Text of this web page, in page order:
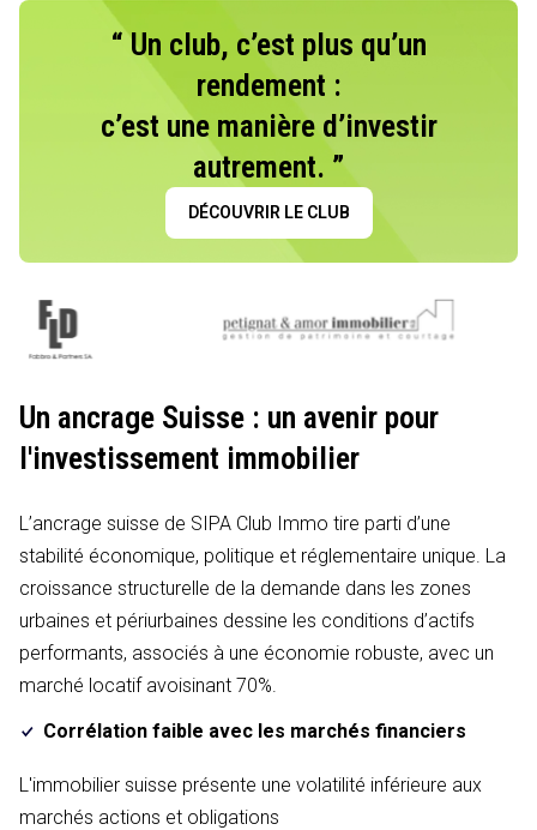
“ Un club, c’est plus qu’un
rendement :
c’est une manière d’investir
autrement. ”
DÉCOUVRIR LE CLUB
Un ancrage Suisse : un avenir pour
l'investissement immobilier
L’ancrage suisse de SIPA Club Immo tire parti d’une
stabilité économique, politique et réglementaire unique. La
croissance structurelle de la demande dans les zones
urbaines et périurbaines dessine les conditions d’actifs
performants, associés à une économie robuste, avec un
marché locatif avoisinant 70%.
Corrélation faible avec les marchés financiers
L'immobilier suisse présente une volatilité inférieure aux
marchés actions et obligations